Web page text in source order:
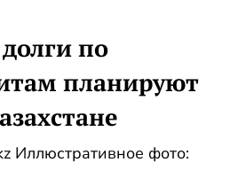
по
планируют
Иллюстративное фото: